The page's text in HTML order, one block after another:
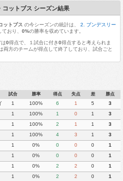
コットブス シーズン結果
ットブス の今シーズンの統計は、
2. ブンデスリー
おり、 0%の勝率を収めています。
0得点で、１試合に付き0得点すると考えられま
両方のチームが得点して終了しており、試合ごと
試合 勝率 得点 失点 差 勝点
1 100% 6 1 5
3
1 100% 1 0 1
3
1 100% 2 1 1
3
1 100% 4 3 1
3
1 0% 0 0 0
1
1 0% 0 0 0
1
1 0% 2 2 0
1
1 0% 2 2 0
1